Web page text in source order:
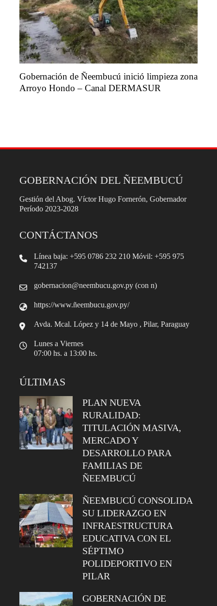
Gobernación de Ñeembucú inició limpieza zona
Arroyo Hondo – Canal DERMASUR
GOBERNACIÓN DEL ÑEEMBUCÚ
Gestión del Abog. Víctor Hugo Fornerón, Gobernador
Período 2023-2028
CONTÁCTANOS
Línea baja: +595 0786 232 210 Móvil: +595 975
742137
gobernacion@neembucu.gov.py (con n)
https://www.ñeembucu.gov.py/
Avda. Mcal. López y 14 de Mayo , Pilar, Paraguay
Lunes a Viernes
07:00 hs. a 13:00 hs.
ÚLTIMAS
PLAN NUEVA
RURALIDAD:
TITULACIÓN MASIVA,
MERCADO Y
DESARROLLO PARA
FAMILIAS DE
ÑEEMBUCÚ
ÑEEMBUCÚ CONSOLIDA
SU LIDERAZGO EN
INFRAESTRUCTURA
EDUCATIVA CON EL
SÉPTIMO
POLIDEPORTIVO EN
PILAR
GOBERNACIÓN DE